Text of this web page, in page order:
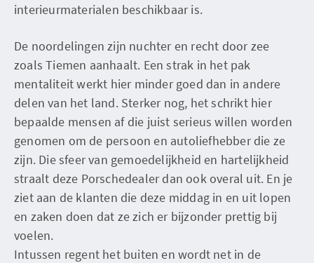
interieurmaterialen beschikbaar is.
De noordelingen zijn nuchter en recht door zee
zoals Tiemen aanhaalt. Een strak in het pak
mentaliteit werkt hier minder goed dan in andere
delen van het land. Sterker nog, het schrikt hier
bepaalde mensen af die juist serieus willen worden
genomen om de persoon en autoliefhebber die ze
zijn. Die sfeer van gemoedelijkheid en hartelijkheid
straalt deze Porschedealer dan ook overal uit. En je
ziet aan de klanten die deze middag in en uit lopen
en zaken doen dat ze zich er bijzonder prettig bij
voelen.
Intussen regent het buiten en wordt net in de